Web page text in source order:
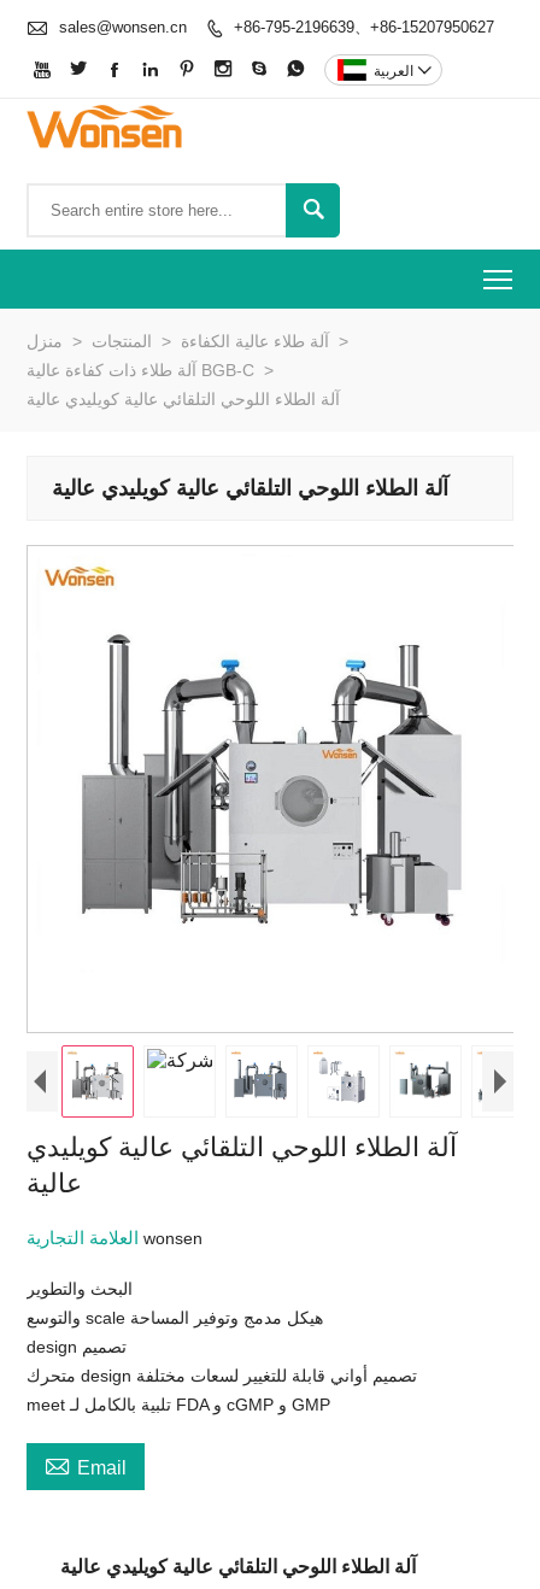
 sales@wonsen.cn  +86-795-2196639、+86-15207950627
        العربية 

منزل > المنتجات > آلة طلاء عالية الكفاءة >
آلة طلاء ذات كفاءة عالية BGB-C >
آلة الطلاء اللوحي التلقائي عالية كويليدي عالية
آلة الطلاء اللوحي التلقائي عالية كويليدي عالية
آلة الطلاء اللوحي التلقائي عالية كويليدي
عالية
العلامة التجاريةwonsen
البحث والتطوير
والتوسع scale هيكل مدمج وتوفير المساحة
design تصميم
متحرك design تصميم أواني قابلة للتغيير لسعات مختلفة
meet تلبية بالكامل لـ FDA و cGMP و GMP
 Email
آلة الطلاء اللوحي التلقائي عالية كويليدي عالية